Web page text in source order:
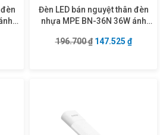
125.400 ₫.
hiện tại là: 94.050 ₫.
Đèn LED bán nguyệt thân đèn
nhựa MPE BN-36N 36W ánh
196.700₫ Giá gốc là:
147.525 ₫Giá